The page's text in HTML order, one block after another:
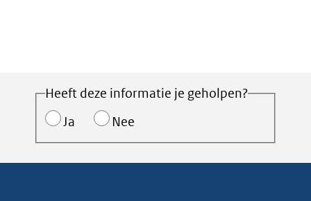
Heeft deze informatie je geholpen?
Ja
Nee